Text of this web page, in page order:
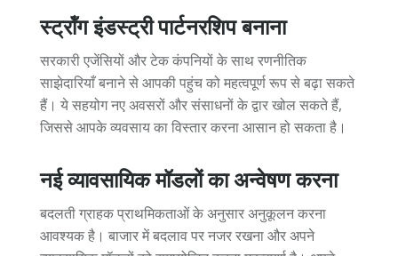
स्ट्रॉंग इंडस्ट्री पार्टनरशिप बनाना
सरकारी एजेंसियों और टेक कंपनियों के साथ रणनीतिक
साझेदारियाँ बनाने से आपकी पहुंच को महत्वपूर्ण रूप से बढ़ा सकते
हैं। ये सहयोग नए अवसरों और संसाधनों के द्वार खोल सकते हैं,
जिससे आपके व्यवसाय का विस्तार करना आसान हो सकता है।
नई व्यावसायिक मॉडलों का अन्वेषण करना
बदलती ग्राहक प्राथमिकताओं के अनुसार अनुकूलन करना
आवश्यक है। बाजार में बदलाव पर नजर रखना और अपने